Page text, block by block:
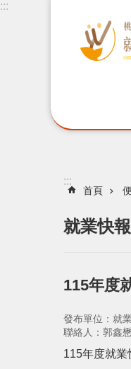
:::
:::
首頁
就業快
115年度
發布單位：就
聯絡人：郭鑫懋
115年度就業